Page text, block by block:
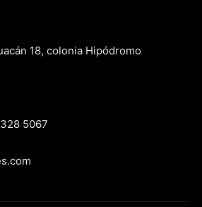
18, colonia Hipódromo
5067